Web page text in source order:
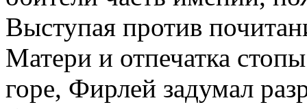
Выступая против
Матери и отпечатка
горе, Фирлей задумал